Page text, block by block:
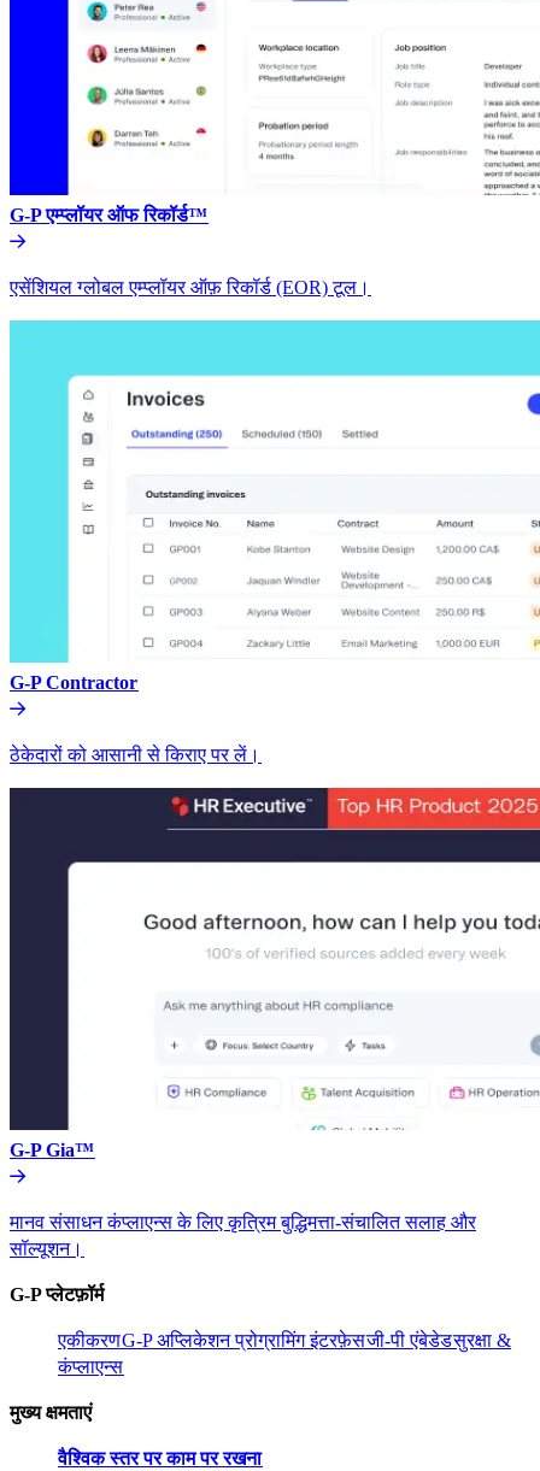
G-P एम्प्लॉयर ऑफ रिकॉर्ड™​​
एसेंशियल ग्लोबल एम्प्लॉयर ऑफ़ रिकॉर्ड (EOR) टूल।​​
G-P Contractor​​
ठेकेदारों को आसानी से किराए पर लें।​​
G-P Gia™​​
मानव संसाधन कंप्लाएन्स के लिए कृत्रिम बुद्धिमत्ता-संचालित सलाह और
सॉल्यूशन।​​
G-P प्लेटफ़ॉर्म​​
एकीकरण​​G-P अप्लिकेशन प्रोग्रामिंग इंटरफ़ेस​​जी-पी एंबेडेड​​सुरक्षा &
कंप्लाएन्स​​
मुख्य क्षमताएं​​
वैश्विक स्तर पर काम पर रखना​​